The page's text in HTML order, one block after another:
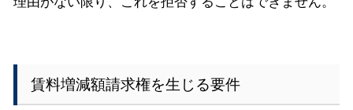
賃料増減額請求権を生じる要件